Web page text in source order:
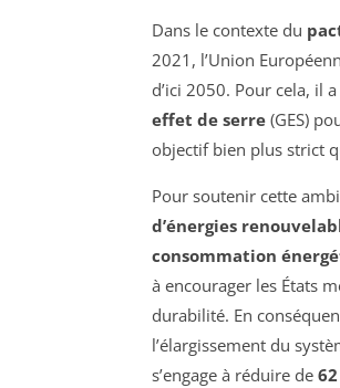
Dans le contexte du
2021, l’Union
d’ici 2050. Pour cela, il
effet de serre (GES)
objectif bien plus strict
Pour soutenir cette
d’énergies
consommation
à encourager les États
durabilité. En
l’élargissement du
s’engage à réduire de